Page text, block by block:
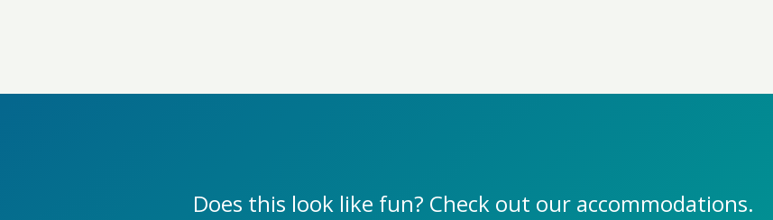
Does this look like fun? Check out our accommodations.